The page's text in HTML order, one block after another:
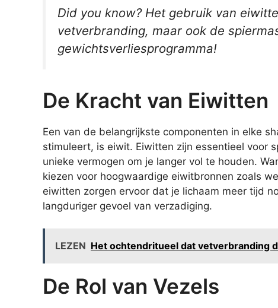
Did you know? Het gebruik van
vetverbranding, maar ook de
gewichtsverliesprogramma!
De Kracht van Eiwitten
Een van de belangrijkste componenten in elke
stimuleert, is eiwit. Eiwitten zijn essentieel voor
unieke vermogen om je langer vol te houden.
kiezen voor hoogwaardige eiwitbronnen zoals
eiwitten zorgen ervoor dat je lichaam meer tijd
langduriger gevoel van verzadiging.
LEZEN Het ochtendritueel dat vetverbranding
De Rol van Vezels